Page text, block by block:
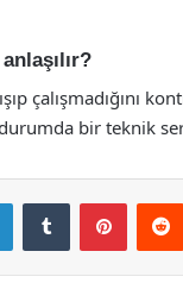
çalışmadığını
bir teknik
LinkedInTumblr Pinterest